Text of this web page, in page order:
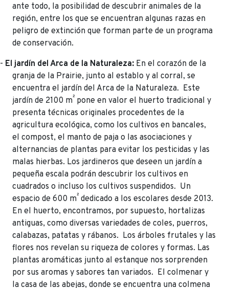
ante todo, la posibilidad de descubrir animales de la
región, entre los que se encuentran algunas razas en
peligro de extinción que forman parte de un programa
de conservación.
- El jardín del Arca de la Naturaleza: En el corazón de la
granja de la Prairie, junto al establo y al corral, se
encuentra el jardín del Arca de la Naturaleza. Este
jardín de 2100 m² pone en valor el huerto tradicional y
presenta técnicas originales procedentes de la
agricultura ecológica, como los cultivos en bancales,
el compost, el manto de paja o las asociaciones y
alternancias de plantas para evitar los pesticidas y las
malas hierbas. Los jardineros que deseen un jardín a
pequeña escala podrán descubrir los cultivos en
cuadrados o incluso los cultivos suspendidos. Un
espacio de 600 m² dedicado a los escolares desde 2013.
En el huerto, encontramos, por supuesto, hortalizas
antiguas, como diversas variedades de coles, puerros,
calabazas, patatas y rábanos. Los árboles frutales y las
flores nos revelan su riqueza de colores y formas. Las
plantas aromáticas junto al estanque nos sorprenden
por sus aromas y sabores tan variados. El colmenar y
la casa de las abejas, donde se encuentra una colmena